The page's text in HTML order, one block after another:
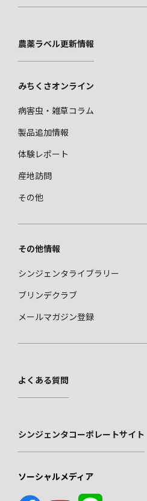
農薬ラベル更新情報
みちくさオンライン
病害虫・雑草コラム
製品追加情報
体験レポート
産地訪問
その他
その他情報
シンジェンタライブラリー
ブリンデクラブ
メールマガジン登録
よくある質問
シンジェンタコーポレートサイト
ソーシャルメディア